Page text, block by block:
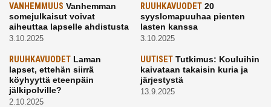
VANHEMMUUS Vanhemman
somejulkaisut voivat
aiheuttaa lapselle ahdistusta
3.10.2025
RUUHKAVUODET20
syyslomapuuhaa pienten
lasten kanssa
3.10.2025
RUUHKAVUODET Laman
lapset, ettehän siirrä
köyhyyttä eteenpäin
jälkipolville?
2.10.2025
UUTISETTutkimus: Kouluihin
kaivataan takaisin kuria ja
järjestystä
13.9.2025